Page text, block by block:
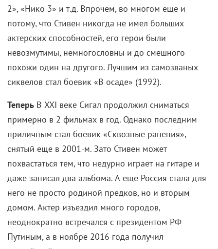
новейшие камеры и пленку, а мосфильмовских
спецов отправили в Голливуд, чтобы познакомиться
с передовыми методами съемок свежих фильмов-
катастроф «Землетрясение» и «Вздымающийся ад».
Это пригодилось для знаменитой сцены пожара на
нефтяной вышке, в котором погибает главный
тем временам актерский состав — Никита
Михалков, Людмила Гурченко, Виталия Соломин,
Сергей Шакуров, Владимир Самойлов, Павел
Кадочников, Елена Коренева, Михаил Кононов и
фантастический дебют Натальи Андрейченко.
Вместе с драматургом Валентином Ежовым
режиссер все дальше уходил от темы нефти,
замысел менялся на ходу и от счастливого
футуристичного финала тоже отказались. Однако
Кончаловский все равно хотел озвучить фильм